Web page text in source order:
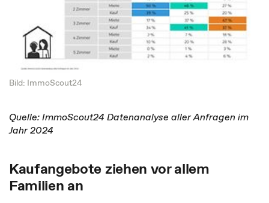
Bild: ImmoScout24
Quelle: ImmoScout24 Datenanalyse aller Anfragen im
Jahr 2024
Kaufangebote ziehen vor allem
Familien an